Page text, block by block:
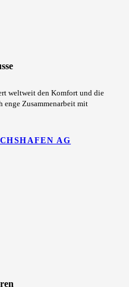
weltweit den Komfort und die
enge Zusammenarbeit mit
AG